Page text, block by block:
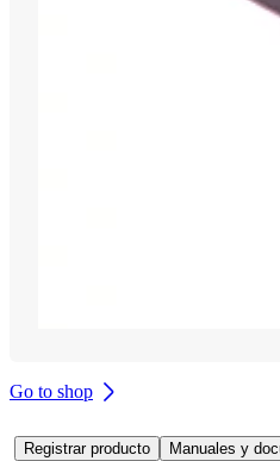
Go to shop
Registrar producto Manuales y